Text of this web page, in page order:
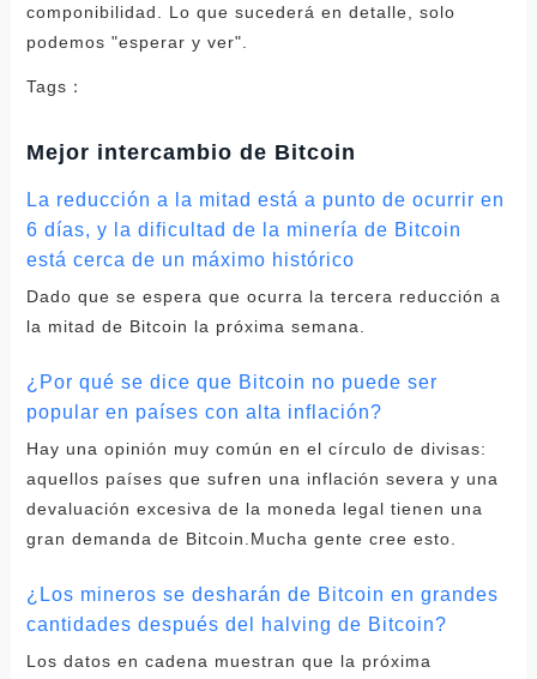
componibilidad. Lo que sucederá en detalle, solo
podemos "esperar y ver".
Tags：
Mejor intercambio de Bitcoin
La reducción a la mitad está a punto de ocurrir en
6 días, y la dificultad de la minería de Bitcoin
está cerca de un máximo histórico
Dado que se espera que ocurra la tercera reducción a
la mitad de Bitcoin la próxima semana.
¿Por qué se dice que Bitcoin no puede ser
popular en países con alta inflación?
Hay una opinión muy común en el círculo de divisas:
aquellos países que sufren una inflación severa y una
devaluación excesiva de la moneda legal tienen una
gran demanda de Bitcoin.Mucha gente cree esto.
¿Los mineros se desharán de Bitcoin en grandes
cantidades después del halving de Bitcoin?
Los datos en cadena muestran que la próxima